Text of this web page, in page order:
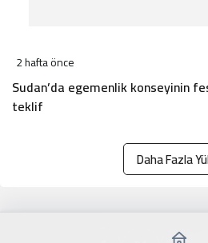
2 hafta önce
Sudan’da egemenlik konseyinin
teklif
Daha Fazla